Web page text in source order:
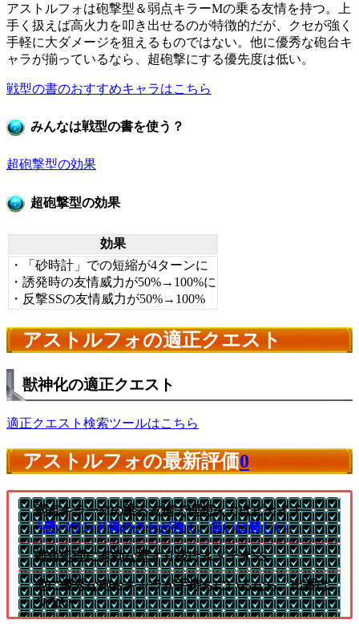
アストルフォは砲撃型＆弱点キラーMの乗る友情を持つ。上
手く扱えば高火力を叩き出せるのが特徴的だが、クセが強く
手軽に大ダメージを狙えるものではない。他に優秀な砲台キ
ャラが揃っているなら、超砲撃にする優先度は低い。
戦型の書のおすすめキャラはこちら
みんなは戦型の書を使う？
超砲撃型の効果
超砲撃型の効果
効果
・「砂時計」での短縮が4ターンに
・誘発時の友情威力が50%→100%に
・反撃SSの友情威力が50%→100%
アストルフォの適正クエスト
獣神化の適正クエスト
適正クエスト検索ツールはこちら
アストルフォの最新評価0
弱点キラーMの乗る友情で理想火力はピカイチ
└壁バウンド弾のクセが強く、扱いは難しい
雑魚処理に有効な壁すり抜け＆メテオSS
他に優秀な砲台キャラが手持ちにいるなら、出番は
少ない